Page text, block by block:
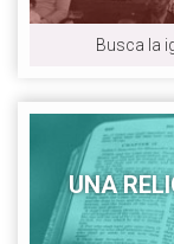
Busca la
UNA